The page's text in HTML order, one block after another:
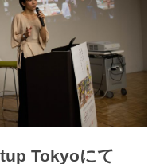
Tokyoにて